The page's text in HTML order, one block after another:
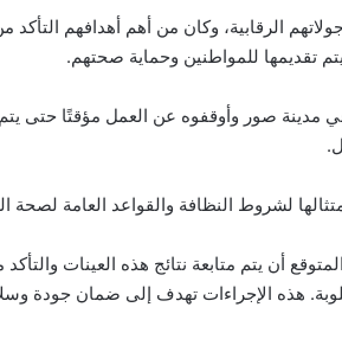
الرقابية، وكان من أهم أهدافهم التأكد
تقديمها للمواطنين وحماية صحتهم.
صور وأوقفوه عن العمل مؤقتًا حتى يتم
لشروط النظافة والقواعد العامة لصحة
أن يتم متابعة نتائج هذه العينات
هذه الإجراءات تهدف إلى ضمان جودة